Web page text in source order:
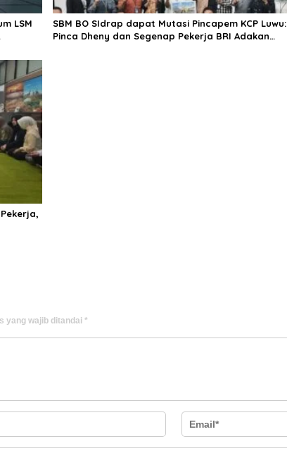
LSM
SBM BO SIdrap dapat Mutasi Pincapem KCP Luwu:
Pinca Dheny dan Segenap Pekerja BRI Adakan
yang wajib ditandai *